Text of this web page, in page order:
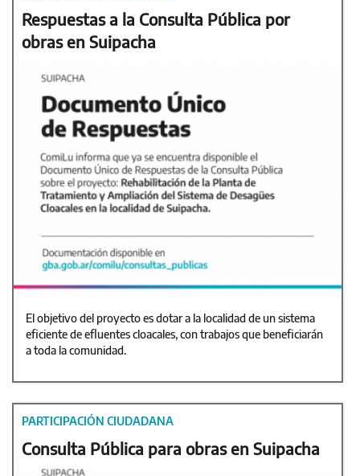
Respuestas a la Consulta Pública por
obras en Suipacha
El objetivo del proyecto es dotar a la localidad de un sistema
eficiente de efluentes cloacales, con trabajos que beneficiarán
a toda la comunidad.
PARTICIPACIÓN CIUDADANA
Consulta Pública para obras en Suipacha